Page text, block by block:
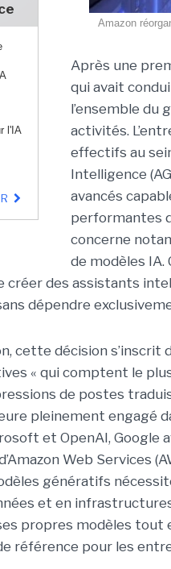
l'IA
Amazon
Après une
qui avait
l’ensemble du
activités.
effectifs au
Intelligence
avancés
performantes
concerne
de modèles IA.
créer des assistants
dépendre
cette décision
« qui comptent le
de postes
pleinement engagé
et OpenAI, Google
Web Services
génératifs
et en
propres modèles tout
référence pour les